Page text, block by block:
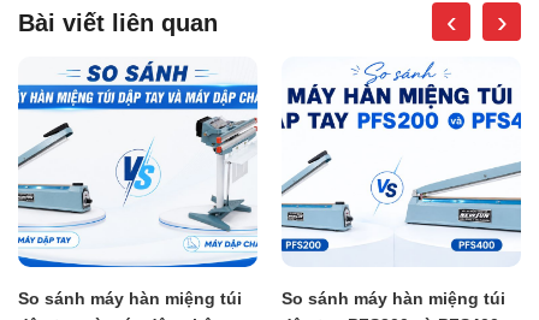
Bài viết liên quan
So sánh máy hàn miệng túi
So sánh máy hàn miệng túi
‹ ›